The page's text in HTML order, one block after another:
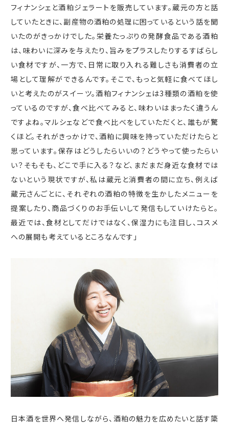
フィナンシェと酒粕ジェラートを販売しています。蔵元の方と話
していたときに、副産物の酒粕の処理に困っているという話を聞
いたのがきっかけでした。栄養たっぷりの発酵食品である酒粕
は、味わいに深みを与えたり、旨みをプラスしたりするすばらし
い食材ですが、一方で、日常に取り入れる難しさも消費者の立
場として理解ができるんです。そこで、もっと気軽に食べてほし
いと考えたのがスイーツ。酒粕フィナンシェは3種類の酒粕を使
っているのですが、食べ比べてみると、味わいはまったく違うん
ですよね。マルシェなどで食べ比べをしていただくと、誰もが驚
くほど。それがきっかけで、酒粕に興味を持っていただけたらと
思っています。保存はどうしたらいいの？どうやって使ったらい
い？そもそも、どこで手に入る？など、まだまだ身近な食材では
ないという現状ですが、私は蔵元と消費者の間に立ち、例えば
蔵元さんごとに、それぞれの酒粕の特徴を生かしたメニューを
提案したり、商品づくりのお手伝いして発信もしていけたらと。
最近では、食材としてだけではなく、保湿力にも注目し、コスメ
への展開も考えているところなんです」
日本酒を世界へ発信しながら、酒粕の魅力を広めたいと話す簗